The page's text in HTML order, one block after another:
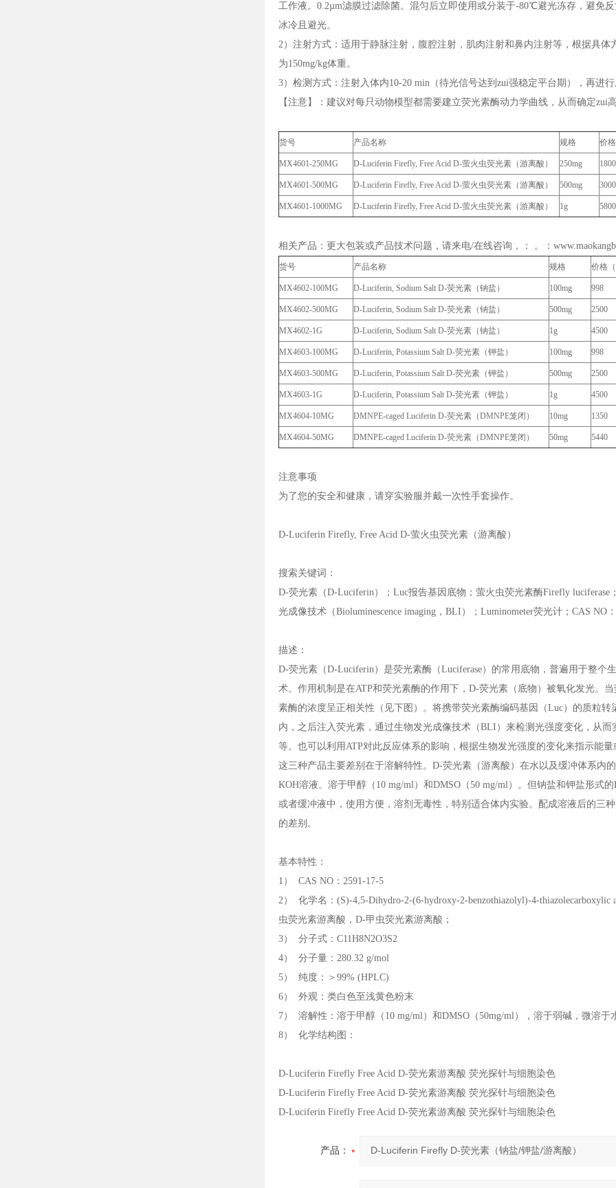
工作液。0.2µm滤膜过滤除菌。混匀后立即使用或分装于-80℃避光冻存，避免
冰冷且避光。
2）注射方式：适用于静脉注射，腹腔注射，肌肉注射和鼻内注射等，根据具体
为150mg/kg体重。
3）检测方式：注射入体内10-20 min（待光信号达到zui强稳定平台期），再进
【注意】：建议对每只动物模型都需要建立荧光素酶动力学曲线，从而确定zui
货号 产品名称 规格 价
MX4601-250MG D-Luciferin Firefly, Free Acid D-萤火虫荧光素（游离酸） 250mg 1800
MX4601-500MG D-Luciferin Firefly, Free Acid D-萤火虫荧光素（游离酸） 500mg 3000
MX4601-1000MG D-Luciferin Firefly, Free Acid D-萤火虫荧光素（游离酸） 1g 5800
相关产品：更大包装或产品技术问题，请来电/在线咨询，： 。：
货号 产品名称 规格 价格
MX4602-100MG D-Luciferin, Sodium Salt D-荧光素（钠盐） 100mg 998
MX4602-500MG D-Luciferin, Sodium Salt D-荧光素（钠盐） 500mg 2500
MX4602-1G D-Luciferin, Sodium Salt D-荧光素（钠盐） 1g 4500
MX4603-100MG D-Luciferin, Potassium Salt D-荧光素（钾盐） 100mg 998
MX4603-500MG D-Luciferin, Potassium Salt D-荧光素（钾盐） 500mg 2500
MX4603-1G D-Luciferin, Potassium Salt D-荧光素（钾盐） 1g 4500
MX4604-10MG DMNPE-caged Luciferin D-荧光素（DMNPE笼闭） 10mg 1350
MX4604-50MG DMNPE-caged Luciferin D-荧光素（DMNPE笼闭） 50mg 5440
注意事项
为了您的安全和健康，请穿实验服并戴一次性手套操作。
D-Luciferin Firefly, Free Acid D-萤火虫荧光素（游离酸）
搜索关键词：
D-荧光素（D-Luciferin）；Luc报告基因底物；萤火虫荧光素酶Firefly
光成像技术（Bioluminescence imaging，BLI）；Luminometer荧光计；CAS NO
描述：
D-荧光素（D-Luciferin）是荧光素酶（Luciferase）的常用底物，普遍用于整个
术。作用机制是在ATP和荧光素酶的作用下，D-荧光素（底物）被氧化发光。
素酶的浓度呈正相关性（见下图）。将携带荧光素酶编码基因（Luc）的质粒
内，之后注入荧光素，通过生物发光成像技术（BLI）来检测光强度变化，从
等。也可以利用ATP对此反应体系的影响，根据生物发光强度的变化来指示能
这三种产品主要差别在于溶解特性。D-荧光素（游离酸）在水以及缓冲体系内
KOH溶液。溶于甲醇（10 mg/ml）和DMSO（50 mg/ml）。但钠盐和钾盐形式
或者缓冲液中，使用方便，溶剂无毒性，特别适合体内实验。配成溶液后的三
的差别。
基本特性：
1） CAS NO：2591-17-5
2） 化学名：(S)-4,5-Dihydro-2-(6-hydroxy-2-benzothiazolyl)-4-
虫荧光素游离酸，D-甲虫荧光素游离酸；
3） 分子式：C11H8N2O3S2
4） 分子量：280.32 g/mol
5） 纯度：＞99% (HPLC)
6） 外观：类白色至浅黄色粉末
7） 溶解性：溶于甲醇（10 mg/ml）和DMSO（50mg/ml），溶于弱碱，微溶于
8） 化学结构图：
D-Luciferin Firefly Free Acid D-荧光素游离酸 荧光探针与细胞染色
D-Luciferin Firefly Free Acid D-荧光素游离酸 荧光探针与细胞染色
D-Luciferin Firefly Free Acid D-荧光素游离酸 荧光探针与细胞染色
产品：